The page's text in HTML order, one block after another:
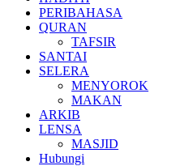
PERIBAHASA
QURAN
TAFSIR
SANTAI
SELERA
MENYOROK
MAKAN
ARKIB
LENSA
MASJID
Hubungi